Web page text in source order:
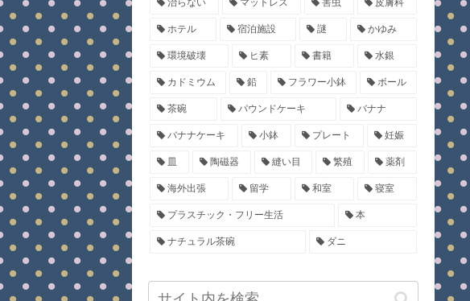
治らない マットレス 害虫 皮膚科
ホテル 宿泊施設 謎 かゆみ
環境破壊 ヒ素 書籍 水銀
カドミウム 鉛 フラワー小鉢 ボール
茶碗 パウンドケーキ バナナ
バナナケーキ 小鉢 プレート 妊娠
皿 陶磁器 縫い目 繁殖 薬剤
海外出張 留学 和室 寝室
プラスチック・フリー生活 本
ナチュラル茶碗 ダニ